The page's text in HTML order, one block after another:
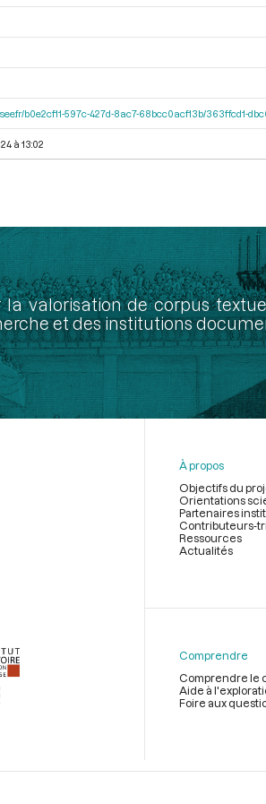
b0e2cf11-597c-427d-8ac7-68bcc0acf13b/363ffcd1-
à 13:02
valorisation de corpus
et des institutions
page
À propos
Objectifs du
Orientations
Partenaires
Contributeurs-
Ressources
Actualités
Comprendre
Comprendre le
Aide à
Foire aux